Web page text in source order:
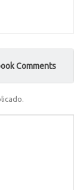
Comments